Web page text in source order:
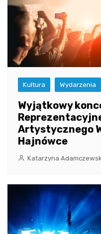
Kultura Wydarzenia
Wyjątkowy
Artystycznego
Hajnówce
Katarzyna